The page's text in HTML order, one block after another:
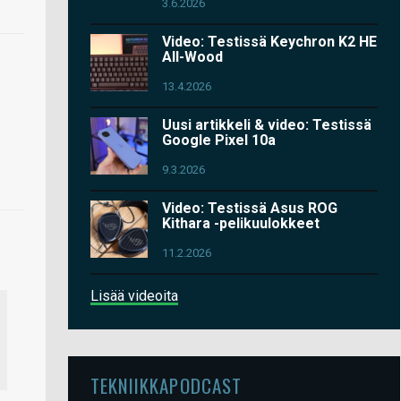
3.6.2026
Video: Testissä Keychron K2 HE
All-Wood
13.4.2026
Uusi artikkeli & video: Testissä
Google Pixel 10a
9.3.2026
Video: Testissä Asus ROG
Kithara -pelikuulokkeet
11.2.2026
Lisää videoita
TEKNIIKKAPODCAST